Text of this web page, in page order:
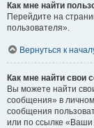
Как мне найти
Перейдите на
пользователя».
Вернуться к
Как мне найти свои
Вы можете найти
сообщения» в
сообщения
или по ссылке